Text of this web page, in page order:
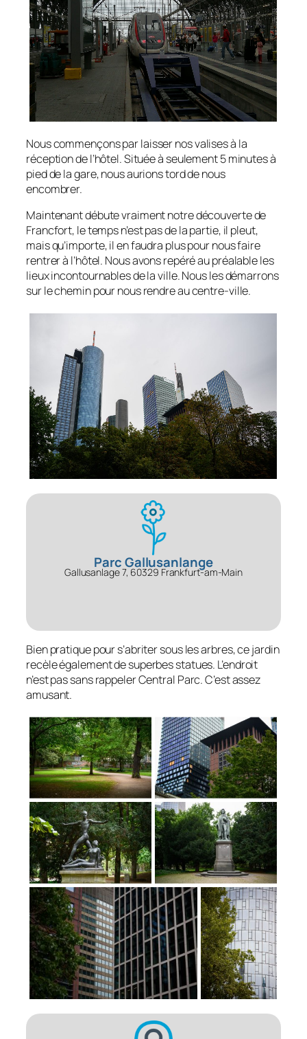
Nous commençons par laisser nos valises à la
réception de l’hôtel. Située à seulement 5 minutes à
pied de la gare, nous aurions tord de nous
encombrer.
Maintenant débute vraiment notre découverte de
Francfort, le temps n’est pas de la partie, il pleut,
mais qu’importe, il en faudra plus pour nous faire
rentrer à l’hôtel. Nous avons repéré au préalable les
lieux incontournables de la ville. Nous les démarrons
sur le chemin pour nous rendre au centre-ville.
Parc Gallusanlange
Gallusanlage 7, 60329 Frankfurt-am-Main
Bien pratique pour s’abriter sous les arbres, ce jardin
recèle également de superbes statues. L’endroit
n’est pas sans rappeler Central Parc. C’est assez
amusant.